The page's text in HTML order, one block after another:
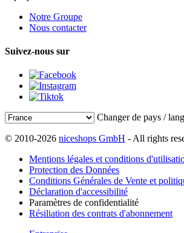
Notre Groupe
Nous contacter
Suivez-nous sur
Changer de pays /
© 2010-2026 niceshops GmbH - All rights
Mentions légales et conditions
Protection des Données
Conditions Générales de Vente et
Déclaration d'accessibilité
Paramètres de confidentialité
Résiliation des contrats d'abonnement